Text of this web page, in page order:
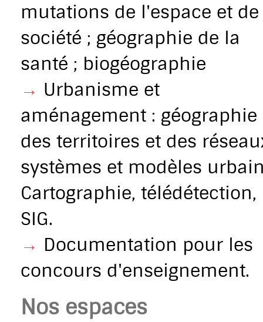
mutations de l'espace et
société ; géographie de la
santé ; biogéographie
→ Urbanisme et
aménagement : géographie
des territoires et des
systèmes et modèles
Cartographie, télédétection,
SIG.
→ Documentation pour les
concours d'enseignement.
Nos espaces